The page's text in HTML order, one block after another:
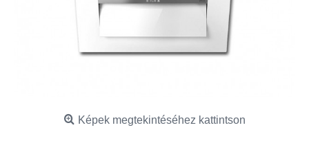
Képek megtekintéséhez kattintson